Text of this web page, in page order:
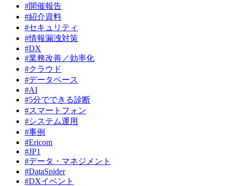
#開催報告
#紹介資料
#セキュリティ
#情報漏洩対策
#DX
#業務改善／効率化
#クラウド
#データベース
#AI
#5分でできる診断
#スマートフォン
#システム運用
#事例
#Ericom
#JP1
#データ・マネジメント
#DataSpider
#DXイベント